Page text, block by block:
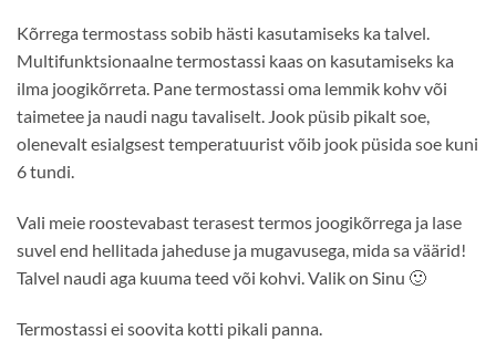
Kõrrega termostass sobib hästi kasutamiseks ka talvel.
Multifunktsionaalne termostassi kaas on kasutamiseks ka
ilma joogikõrreta. Pane termostassi oma lemmik kohv või
taimetee ja naudi nagu tavaliselt. Jook püsib pikalt soe,
olenevalt esialgsest temperatuurist võib jook püsida soe kuni
6 tundi.
Vali meie roostevabast terasest termos joogikõrrega ja lase
suvel end hellitada jaheduse ja mugavusega, mida sa väärid!
Talvel naudi aga kuuma teed või kohvi. Valik on Sinu 🙂
Termostassi ei soovita kotti pikali panna.